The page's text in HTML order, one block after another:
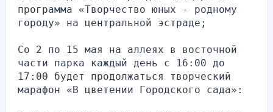
программа «Творчество юных - родному
городу» на центральной эстраде;
Со 2 по 15 мая на аллеях в восточной
части парка каждый день с 16:00 до
17:00 будет продолжаться творческий
марафон «В цветении Городского сада»: